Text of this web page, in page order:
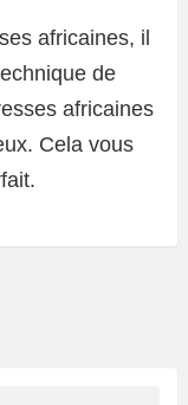
africaines, il
de
africaines
Cela vous